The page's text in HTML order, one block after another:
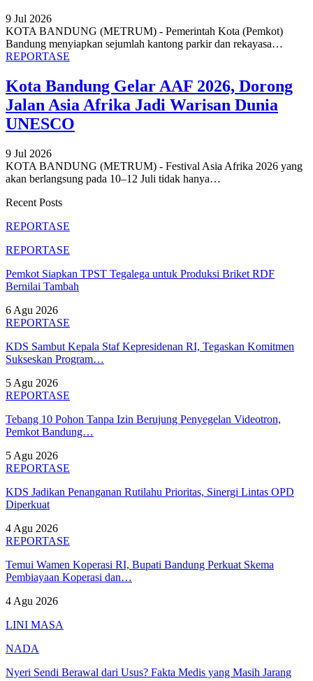
9 Jul 2026
KOTA BANDUNG (METRUM) - Pemerintah Kota (Pemkot)
Bandung menyiapkan sejumlah kantong parkir dan rekayasa…
REPORTASE
Kota Bandung Gelar AAF 2026, Dorong
Jalan Asia Afrika Jadi Warisan Dunia
UNESCO
9 Jul 2026
KOTA BANDUNG (METRUM) - Festival Asia Afrika 2026 yang
akan berlangsung pada 10–12 Juli tidak hanya…
Recent Posts
REPORTASE
REPORTASE
Pemkot Siapkan TPST Tegalega untuk Produksi Briket RDF
Bernilai Tambah
6 Agu 2026
REPORTASE
KDS Sambut Kepala Staf Kepresidenan RI, Tegaskan Komitmen
Sukseskan Program…
5 Agu 2026
REPORTASE
Tebang 10 Pohon Tanpa Izin Berujung Penyegelan Videotron,
Pemkot Bandung…
5 Agu 2026
REPORTASE
KDS Jadikan Penanganan Rutilahu Prioritas, Sinergi Lintas OPD
Diperkuat
4 Agu 2026
REPORTASE
Temui Wamen Koperasi RI, Bupati Bandung Perkuat Skema
Pembiayaan Koperasi dan…
4 Agu 2026
LINI MASA
NADA
Nyeri Sendi Berawal dari Usus? Fakta Medis yang Masih Jarang